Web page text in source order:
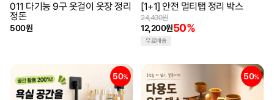
011 다기능 9구 옷걸이 옷장 정리
정돈
500원
[1+1] 안전 멀티탭 정리 박스
12,200원50%
24,400원
무료배송
50% 50%